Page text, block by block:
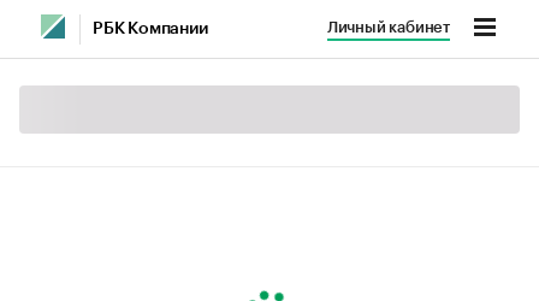
РБК Компании Личный кабинет